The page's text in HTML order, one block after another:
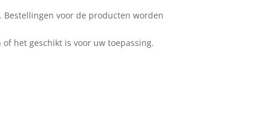
. Bestellingen voor de producten worden
het geschikt is voor uw toepassing.